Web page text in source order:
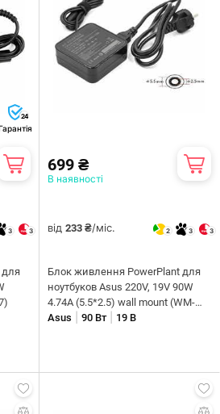
24
3 3
для
699 ₴
В наявності
від 233 ₴/міс. 2 3 3
Блок живлення PowerPlant для
ноутбуков Asus 220V, 19V 90W
4.74A (5.5*2.5) wall mount (WM-
AS90F5525)
Asus 90 Вт| 19 В